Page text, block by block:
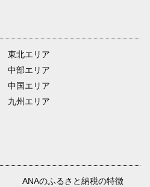
東北エリア
中部エリア
中国エリア
九州エリア
ANAのふるさと納税の特徴